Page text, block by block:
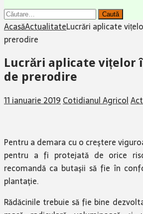
Caută
după:
AcasăActualitateLucrări aplicate
prerodire
Lucrări aplicate vițelor
de prerodire
11 ianuarie 2019 Cotidianul Agricol
Pentru a demara cu o creştere
pentru a fi protejată de orice
recomandă ca butaşii să fie în
plan­taţie.
Rădăcinile trebuie să fie bine